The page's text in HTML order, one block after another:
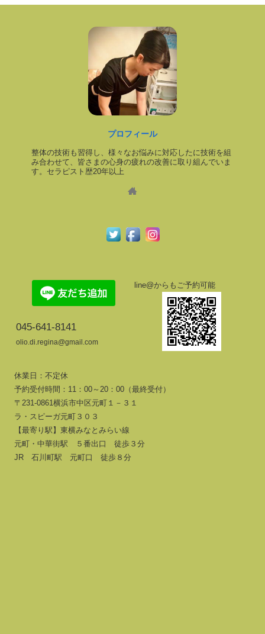
プロフィール
整体の技術も習得し、様々なお悩みに対応したに技術を組
み合わせて、皆さまの心身の疲れの改善に取り組んでいま
す。セラピスト歴20年以上
045-641-8141
olio.di.regina@gmail.com
line@からもご予約可能
休業日：不定休
予約受付時間：11：00～20：00（最終受付）
〒231-0861横浜市中区元町１－３１
ラ・スピーガ元町３０３
【最寄り駅】東横みなとみらい線
元町・中華街駅 ５番出口 徒歩３分
JR 石川町駅 元町口 徒歩８分